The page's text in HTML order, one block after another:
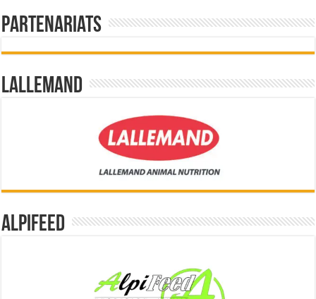
Partenariats
Lallemand
Alpifeed